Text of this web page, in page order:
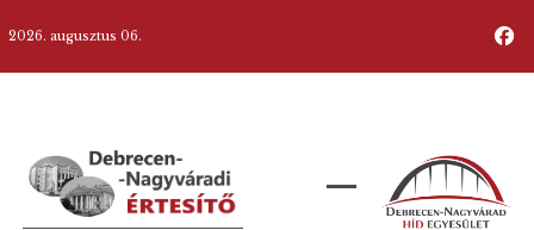
2026. augusztus 06.